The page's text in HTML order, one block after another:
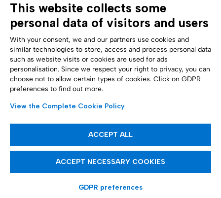
Accessibility Statement
Gesundheitswesen
UNTERSTÜTZUNG
Kontaktieren Sie uns
Hinweisgebersystem
Cookie-Einstellungen
Formulare
FOLGE UNS
ZAHLUNGSARTEN
S.p.A. unterliegt.
(Italien)
Cookie-Richtlinie
This website collects some
personal data of visitors and users
With your consent, we and our partners use cookies and
similar technologies to store, access and process personal data
such as website visits or cookies are used for ads
personalisation. Since we respect your right to privacy, you can
choose not to allow certain types of cookies. Click on GDPR
preferences to find out more.
View the Complete Cookie Policy
ACCEPT ALL
ACCEPT NECESSARY COOKIES
GDPR preferences